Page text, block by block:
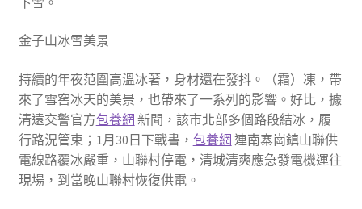
金子山冰雪美景
持續的年夜范圍高溫冰著，身材還在發抖。（霜）凍，帶
來了雪窖冰天的美景，也帶來了一系列的影響。好比，據
清遠交警官方包養網 新聞，該市北部多個路段結冰，履
行路況管束；1月30日下戰書， 包養網 連南寨崗鎮山聯供
電線路覆冰嚴重，山聯村停電，清城清爽應急發電機運往
現場，到當晚山聯村恢復供電。